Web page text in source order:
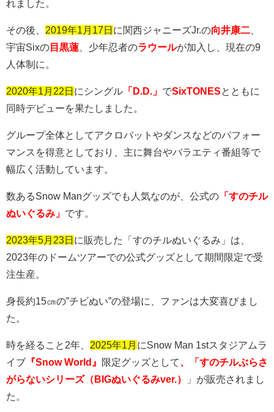
れました。
その後、 2019年1月17日 に関西ジャニーズJr.の向井康二
宇宙Sixの 目黒蓮 、少年忍者のラウールが加入し、現在の9
人体制に。
2020年1月22日 にシングル 「D.D.」 でSixTONESとともに
同時デビューを果たしました。
グループ全体としてアクロバットやダンスなどのパフォー
マンスを得意としており、主に舞台やバラエティ番組等で
幅広く活動しています。
数あるSnow Manグッズでも人気なのが、公式の 「すのチル
ぬいぐるみ」 です。
2023年5月23日 に販売した「すのチルぬいぐるみ」は、
2023年のドームツアーでの公式グッズとして期間限定で受
注生産。
身長約15㎝の”チビぬい”の登場に、ファンは大変喜びまし
た。
時を経ること2年、 2025年1月 にSnow Man 1stスタジアムラ
イブ 『Snow World』 限定グッズとして、「すのチルぶらさ
がらないシリーズ（BIGぬいぐるみver.）
」が販売されまし
た。